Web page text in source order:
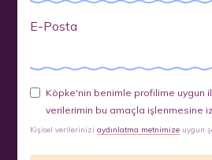
E-Posta
Köpke'nin benimle profilime uygun
verilerimin bu amaçla işlenmesine
Kişisel verileriniziaydınlatma metnimize uygun